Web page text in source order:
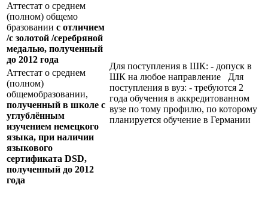
Аттестат о среднем
(полном) общемо
бразовании с отличием
/с золотой /серебряной
медалью, полученный
до 2012 года
Для поступления в ШК: - допуск в
ШК на любое направление Для
поступления в вуз: - требуются 2
года обучения в аккредитованном
вузе по тому профилю, по которому
планируется обучение в Германии
Аттестат о среднем
(полном)
общемобразовании,
полученный в школе с
углублённым
изучением немецкого
языка, при наличии
языкового
сертификата DSD,
полученный до 2012
года